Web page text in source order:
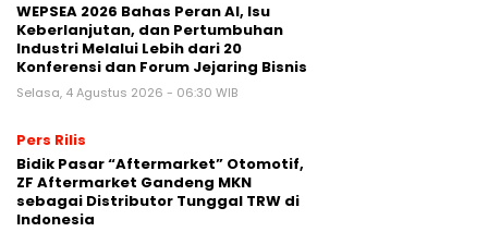
WEPSEA 2026 Bahas Peran AI, Isu
Keberlanjutan, dan Pertumbuhan
Industri Melalui Lebih dari 20
Konferensi dan Forum Jejaring Bisnis
Selasa, 4 Agustus 2026 - 06:30 WIB
Pers Rilis
Bidik Pasar “Aftermarket” Otomotif,
ZF Aftermarket Gandeng MKN
sebagai Distributor Tunggal TRW di
Indonesia